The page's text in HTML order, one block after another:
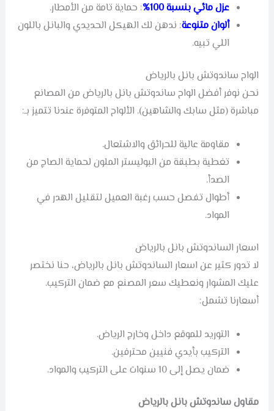
عزل مائي بنسبة 100%
: حماية تامة من الأمطار.
ألوان متنوعة: ندهن لك الهيكل الحديدي والبانل باللون
اللي تبيه.
الواح ساندوتش بانل بالرياض
نحن نوفر أفضل الواح ساندوتش بانل بالرياض من المصانع
مباشرة (مثل سابك والشاهين). الألواح المتوفرة عندنا تتميز بـ:
مقاومة عالية للحرائق والاشتعال.
تغطية بطبقة من البوليستر الملون لحماية الصاج من
الصدأ.
أطوال تفصل حسب رغبة العميل لتقليل الهدر في
المواد.
اسعار الساندوتش بانل بالرياض
لا تدور كثير عن اسعار الساندوتش بانل بالرياض، حنا نختصر
عليك المشوار ونعطيك سعر المصنع مع ضمان التركيب.
أسعارنا تشمل:
التوريد للموقع داخل وخارج الرياض.
التركيب بأيدي فنيين محترفين.
ضمان يصل إلى 10 سنوات على التركيب والمواد.
مقاول ساندوتش بانل بالرياض